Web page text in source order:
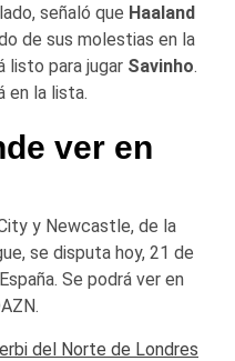
señaló que Haaland
de sus molestias en la
listo para jugar Savinho.
en la lista.
ver en
y Newcastle, de la
se disputa hoy, 21 de
Se podrá ver en
del Norte de Londres